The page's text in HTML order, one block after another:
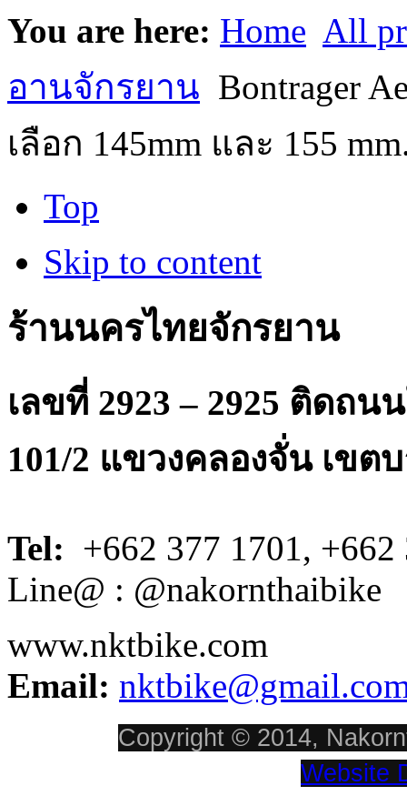
You are here: Home All
อานจักรยาน Bontrager
เลือก 145mm และ 155
Top
Skip to content
ร้านนครไทยจักรยาน
เลขที่ 2923 – 2925 ติดถ
101/2 แขวงคลองจั่น เขต
Tel: +662 377 1701,
Line@ : @nakornthaibike
www.nktbike.com
Email:
Copyright © 2014,
Website